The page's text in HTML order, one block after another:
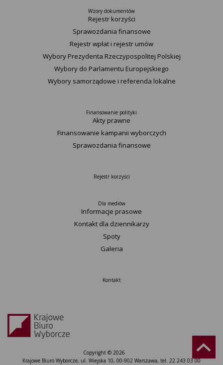
Wzory dokumentów
Rejestr korzyści
Sprawozdania finansowe
Rejestr wpłat i rejestr umów
Wybory Prezydenta Rzeczypospolitej Polskiej
Wybory do Parlamentu Europejskiego
Wybory samorządowe i referenda lokalne
Finansowanie polityki
Akty prawne
Finansowanie kampanii wyborczych
Sprawozdania finansowe
Rejestr korzyści
Dla mediów
Informacje prasowe
Kontakt dla dziennikarzy
Spoty
Galeria
Kontakt
Copyright © 2026
Krajowe Biuro Wyborcze, ul. Wiejska 10, 00-902 Warszawa, tel. 22 243 03 00